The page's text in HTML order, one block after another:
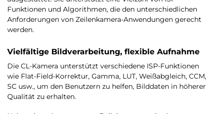
Funktionen und Algorithmen, die den unterschiedlichen
Anforderungen von Zeilenkamera-Anwendungen gerecht
werden.
Vielfältige Bildverarbeitung, flexible Aufnahme
Die CL-Kamera unterstützt verschiedene ISP-Funktionen
wie Flat-Field-Korrektur, Gamma, LUT, Weißabgleich, CCM,
SC usw., um den Benutzern zu helfen, Bilddaten in höherer
Qualität zu erhalten.